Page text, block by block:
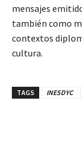
mensajes
también como
contextos
cultura.
TAGS INESDYC